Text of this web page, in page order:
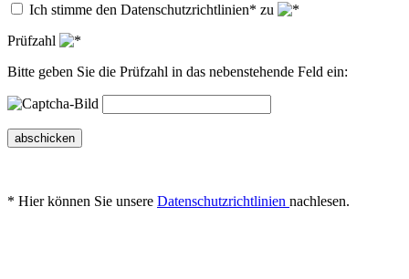
Ich stimme den Datenschutzrichtlinien* zu
Prüfzahl
Bitte geben Sie die Prüfzahl in das nebenstehende Feld ein:
abschicken
* Hier können Sie unsere Datenschutzrichtlinien nachlesen.